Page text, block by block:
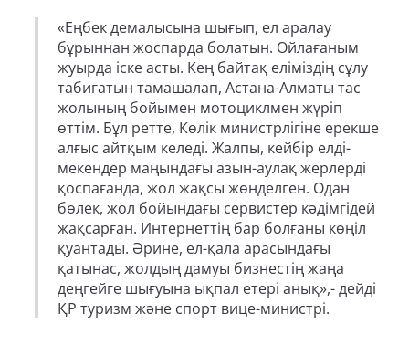
«Еңбек демалысына шығып, ел аралау
бұрыннан жоспарда болатын. Ойлағаным
жуырда іске асты. Кең байтақ еліміздің сұлу
табиғатын тамашалап, Астана-Алматы тас
жолының бойымен мотоциклмен жүріп
өттім. Бұл ретте, Көлік министрлігіне ерекше
алғыс айтқым келеді. Жалпы, кейбір елді-
мекендер маңындағы азын-аулақ жерлерді
қоспағанда, жол жақсы жөнделген. Одан
бөлек, жол бойындағы сервистер кәдімгідей
жақсарған. Интернеттің бар болғаны көңіл
қуантады. Әрине, ел-қала арасындағы
қатынас, жолдың дамуы бизнестің жаңа
деңгейге шығуына ықпал етері анық»,- дейді
ҚР туризм және спорт вице-министрі.